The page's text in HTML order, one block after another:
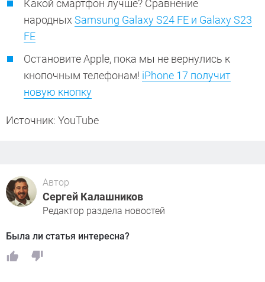
Какой смартфон лучше? Сравнение
народных Samsung Galaxy S24 FE и Galaxy S23
FE
Остановите Apple, пока мы не вернулись к
кнопочным телефонам! iPhone 17 получит
новую кнопку
Источник: YouTube
Автор
Сергей Калашников
Редактор раздела новостей
Была ли статья интересна?